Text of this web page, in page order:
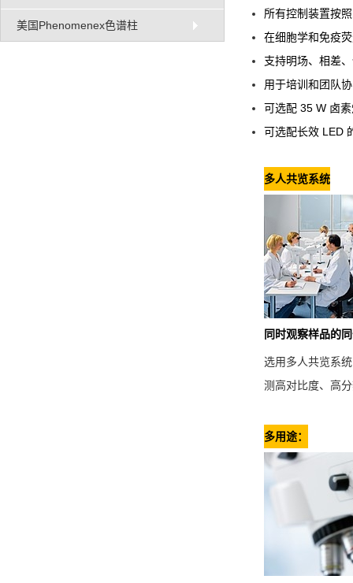
美国Phenomenex色谱柱
所有控制装置按
在细胞学和免疫
支持明场、相差
用于培训和团队
可选配 35 W 卤
可选配长效 LED
多人共览系统
同时观察样品的
选用多人共览系
测高对比度、高
多用途：